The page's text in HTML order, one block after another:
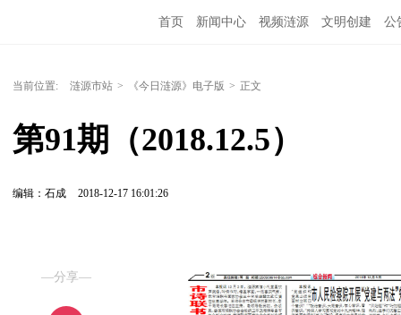
首页 新闻中心 视频涟源 文明创建 公
当前位置: 涟源市站 > 《今日涟源》电子版 > 正文
第91期（2018.12.5）
编辑：石成 2018-12-17 16:01:26
—分享—